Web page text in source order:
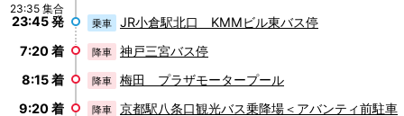
23:35 集合
23:45 発 乗車
JR小倉駅北口 KMMビル東バス停
7:20 着
降車
神戸三宮バス停
8:15 着
降車
梅田 プラザモータープール
9:20 着
降車
京都駅八条口観光バス乗降場＜アバンティ前駐車